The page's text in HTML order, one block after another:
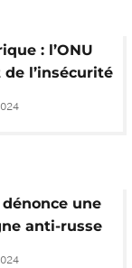
: l’ONU
l’insécurité
à Bangui
dénonce une
anti-russe